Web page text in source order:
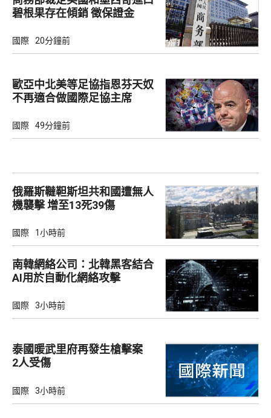
碧根果存在傾銷 徵保證金
國際 20分鐘前
歐亞中北美等足協指恩芬天奴
不再適合做國際足協主席
國際 49分鐘前
俄羅斯韃靼斯坦共和國遭無人
機襲擊 增至13死39傷
國際 1小時前
南韓網絡公司：北韓黑客結合
AI用於自動化網絡攻擊
國際 3小時前
泰國暖武里府再發生槍擊案
2人受傷
國際 3小時前